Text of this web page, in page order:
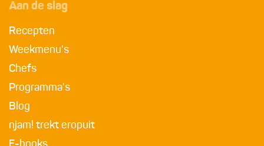
Aan de slag
Recepten
Weekmenu's
Chefs
Programma's
Blog
njam! trekt eropuit